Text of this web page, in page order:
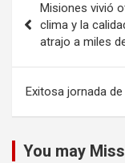
de
entradas
Misiones vivió
clima y la
atrajo a miles
Exitosa jornada
You may